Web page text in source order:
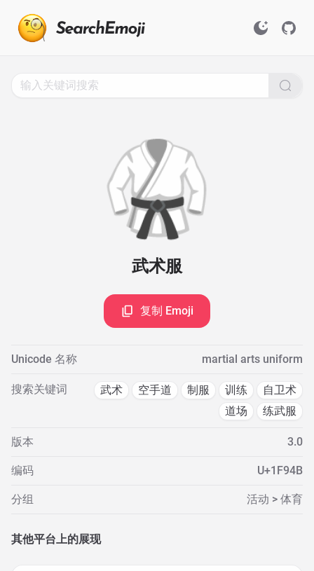
🥋
武术服
复制 Emoji
Unicode 名称 martial arts uniform
搜索关键词 武术 空手道 制服 训练
自卫术
道场
练武服
版本 3.0
编码 U+1F94B
分组 活动 > 体育
其他平台上的展现